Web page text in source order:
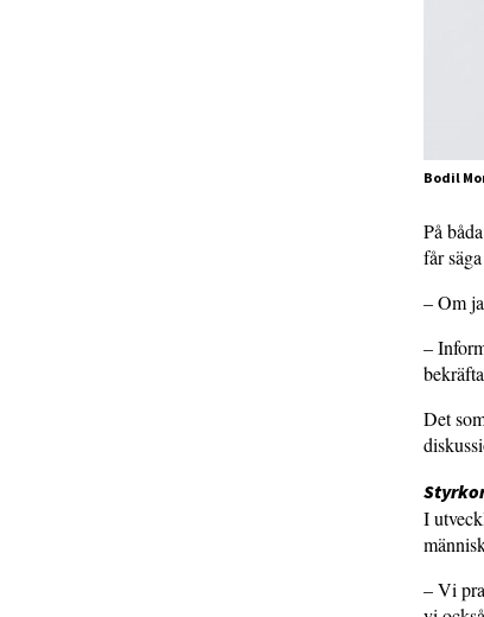
Bodil
På
får
– Om
–
Det
I
– Vi